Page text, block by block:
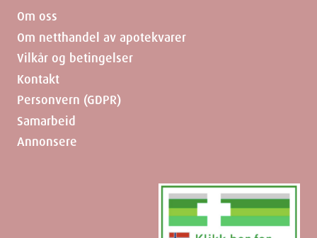
Om oss
Om netthandel av apotekvarer
Vilkår og betingelser
Kontakt
Personvern (GDPR)
Samarbeid
Annonsere